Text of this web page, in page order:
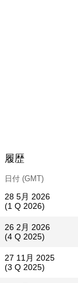
履歴
日付 (GMT)
28 5月 2026
(1 Q 2026)
26 2月 2026
(4 Q 2025)
27 11月 2025
(3 Q 2025)